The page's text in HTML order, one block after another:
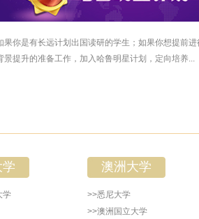
果你是有长远计划出国读研的学生；如果你想提前进
景提升的准备工作，加入哈鲁明星计划，定向培养...
学
澳洲大学
>>悉尼大学
>>澳洲国立大学